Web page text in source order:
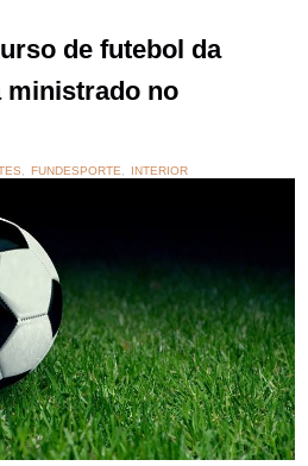
de futebol da
ministrado no
FUNDESPORTE INTERIOR